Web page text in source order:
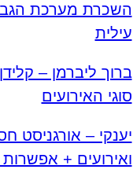
השכרת מערכת
עילית
ברוך ליברמן –
סוגי האירועים
יענקי – אורגניסט
ואירועים +